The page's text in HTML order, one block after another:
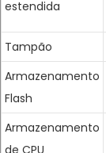
estendida
Tampão
Armazenamento
Flash
Armazenamento
de CPU